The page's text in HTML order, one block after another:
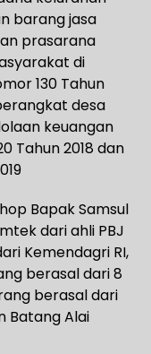
barang jasa
prasarana
di
130 Tahun
desa
keuangan
Tahun 2018 dan
Bapak Samsul
dari ahli PBJ
Kemendagri RI,
berasal dari 8
berasal dari
Batang Alai